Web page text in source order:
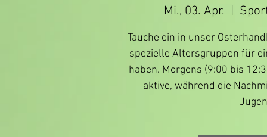
Mi., 03. Apr.
  |
Tauche ein in unser
spezielle Altersgruppen für
haben. Morgens (9:00 bis
aktive, während die